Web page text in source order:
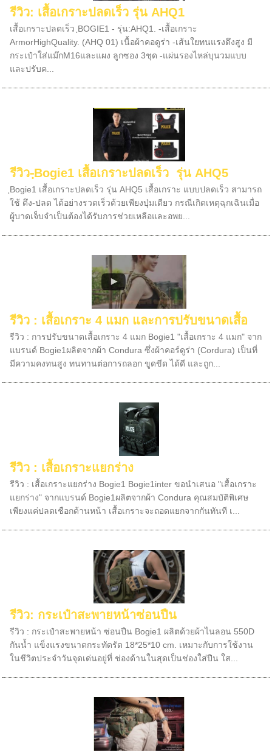
รีวิว: เสื้อเกราะปลดเร็ว รุ่น AHQ1
เสื้อเกราะปลดเร็ว ฺBOGIE1 - รุ่น:AHQ1. -เสื้อเกราะ
ArmorHighQuality. (AHQ 01) เนื้อผ้าคอดูร่า -เส้นใยทนแรงดึงสูง มี
กระเป๋าใส่แม๊กM16และแผง ลูกซอง 3ชุด -แผ่นรองไหล่บุนวมแบบ
และปรับค...
รีวิว-ฺBogie1 เสื้อเกราะปลดเร็ว รุ่น AHQ5
ฺBogie1 เสื้อเกราะปลดเร็ว รุ่น AHQ5 เสื้อเกราะ แบบปลดเร็ว สามารถ
ใช้ ดึง-ปลด ได้อย่างรวดเร็วด้วยเพียงปุ่มเดียว กรณีเกิดเหตุฉุกเฉินเมื่อ
ผู้บาดเจ็บจำเป็นต้องได้รับการช่วยเหลือและอพย...
รีวิว : เสื้อเกราะ 4 แมก และการปรับขนาดเสื้อ
รีวิว : การปรับขนาดเสื้อเกราะ 4 แมก Bogie1 "เสื้อเกราะ 4 แมก" จาก
แบรนด์ Bogie1ผลิตจากผ้า Condura ซึ่งผ้าคอร์ดูร่า (Cordura) เป็นที่
มีความคงทนสูง ทนทานต่อการถลอก ขูดขีด ได้ดี และถูก...
รีวิว : เสื้อเกราะแยกร่าง
รีวิว : เสื้อเกราะแยกร่าง Bogie1 Bogie1inter ขอนำเสนอ "เสื้อเกราะ
แยกร่าง" จากแบรนด์ Bogie1ผลิตจากผ้า Condura คุณสมบัติพิเศษ
เพียงแค่ปลดเชือกด้านหน้า เสื้อเกราะจะถอดแยกจากกันทันที เ...
รีวิว: กระเป๋าสะพายหน้าซ่อนปืน
รีวิว : กระเป๋าสะพายหน้า ซ่อนปืน Bogie1 ผลิตด้วยผ้าไนลอน 550D
กันน้ำ แข็งแรงขนาดกระทัดรัด 18*25*10 cm. เหมาะกับการใช้งาน
ในชีวิตประจำวันจุดเด่นอยู่ที่ ช่องด้านในสุดเป็นช่องใส่ปืน ใส...